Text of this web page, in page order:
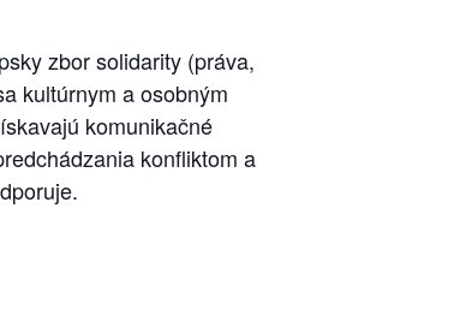
zbor solidarity (práva,
kultúrnym a osobným
komunikačné
konfliktom a